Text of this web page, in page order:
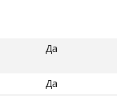
Да
Да